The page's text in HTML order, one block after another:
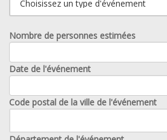
Nombre de personnes estimées
Date de l'événement
Code postal de la ville de l'événement